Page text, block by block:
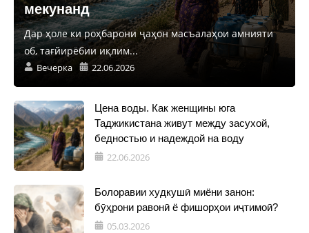
мекунанд
Дар ҳоле ки роҳбарони ҷаҳон масъалаҳои амнияти
об, тағйирёбии иқлим...
Вечерка 22.06.2026
Цена воды. Как женщины юга
Таджикистана живут между засухой,
бедностью и надеждой на воду
22.06.2026
Болоравии худкушӣ миёни занон:
бӯҳрони равонӣ ё фишорҳои иҷтимоӣ?
05.03.2026